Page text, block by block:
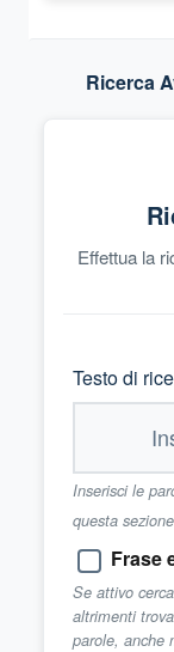
Ricerca
Effettua la
Testo di
Inserisci le
questa sezione
Frase
Se attivo
altrimenti
parole, anche